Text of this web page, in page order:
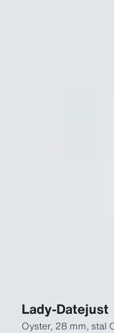
Lady-Datejust
Oyster, 28 mm, stal